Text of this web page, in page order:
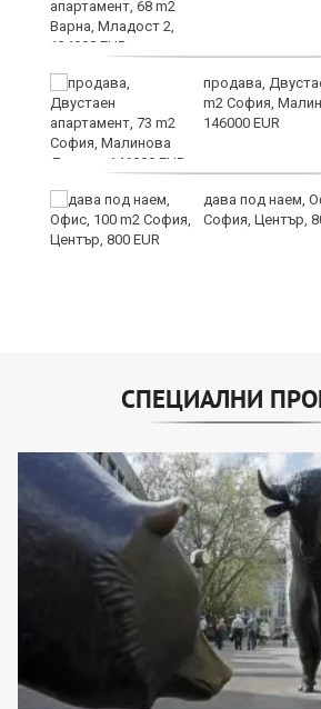
продава,
m2 София,
146000 EUR
дава под наем,
София, Център,
СПЕЦИАЛНИ